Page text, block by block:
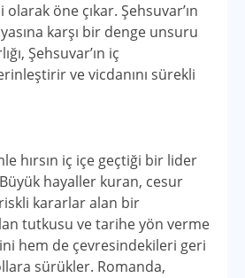
öne çıkar. Şehsuvar’ın
karşı bir denge unsuru
Şehsuvar’ın iç
ve vicdanını sürekli
hırsın iç içe geçtiği bir lider
hayaller kuran, cesur
kararlar alan bir
tutkusu ve tarihe yön verme
hem de çevresindekileri geri
sürükler. Romanda,